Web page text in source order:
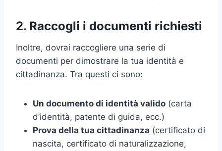
2. Raccogli i documenti richiesti
Inoltre, dovrai raccogliere una serie di
documenti per dimostrare la tua identità e
cittadinanza. Tra questi ci sono:
Un documento di identità valido (carta
d’identità, patente di guida, ecc.)
Prova della tua cittadinanza (certificato di
nascita, certificato di naturalizzazione,